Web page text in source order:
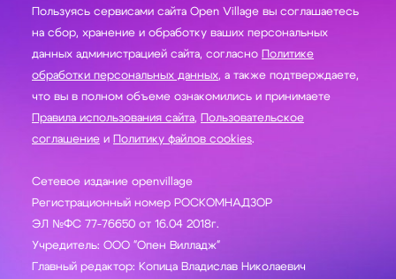
Пользуясь сервисами сайта Open Village вы соглашаетесь
на сбор, хранение и обработку ваших персональных
данных администрацией сайта, согласно Политике
обработки персональных данных, а также подтверждаете,
что вы в полном объеме ознакомились и принимаете
Правила использования сайта, Пользовательское
соглашение и Политику файлов cookies.
Сетевое издание openvillage
Регистрационный номер РОСКОМНАДЗОР
ЭЛ №ФС 77-76650 от 16.04 2018г.
Учредитель: ООО "Опен Вилладж"
Главный редактор: Копица Владислав Николаевич